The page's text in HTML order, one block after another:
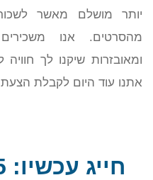
יותר מושלם מאשר לשכור
מהסרטים. אנו
ומאובזרות שיקנו לך
אתנו עוד היום לקבלת
חייג עכשיו: 072-3922-475